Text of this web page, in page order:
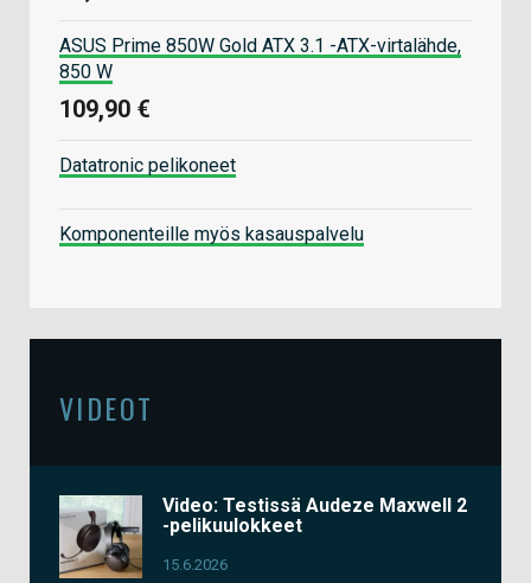
ASUS Prime 850W Gold ATX 3.1 -ATX-virtalähde,
850 W
109,90 €
Datatronic pelikoneet
Komponenteille myös kasauspalvelu
VIDEOT
Video: Testissä Audeze Maxwell 2
-pelikuulokkeet
15.6.2026